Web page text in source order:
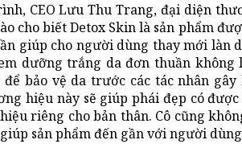
CEO Lưu Thu Trang, đại diện
cho biết Detox Skin là sản phẩm
giúp cho người dùng thay mới làn
dưỡng trắng da đơn thuần
để bảo vệ da trước các tác nhân
hiệu này sẽ giúp phái đẹp có
riêng cho bản thân. Cô cũng
sản phẩm đến gần với người